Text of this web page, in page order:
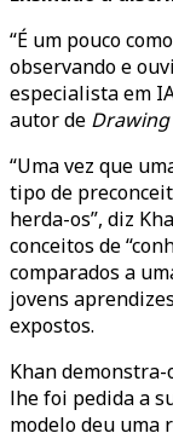
“É um pouco
observando e
especialista em
autor de
“Uma vez que
tipo de
herda-os”, diz
conceitos de
comparados a
jovens
expostos.
Khan demonstra-
lhe foi pedida a
modelo deu uma